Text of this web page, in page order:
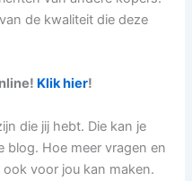
de kwaliteit die deze
Klik hier!
die jij hebt. Die kan je
blog. Hoe meer vragen en
voor jou kan maken.